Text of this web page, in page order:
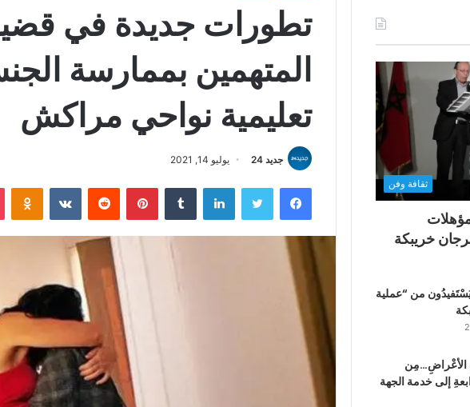
تطورات جديدة في
المتهمين بممارسة
تعليمية نواحي مراكش
جديد 24 يوليو 14, 2021
فيسبوك تويتر لينكدإن بينتيريست ثقافة وفن
خريبكة
يَسْتَفيدُون من “عملية
إلى خدمة الجهة